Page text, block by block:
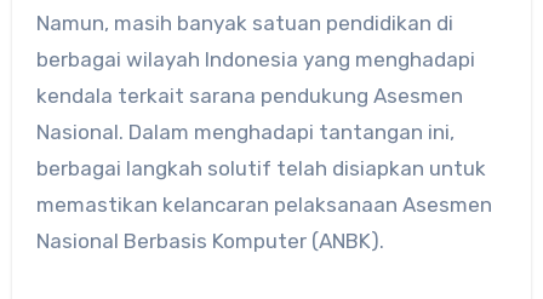
Namun, masih banyak satuan pendidikan di
berbagai wilayah Indonesia yang menghadapi
kendala terkait sarana pendukung Asesmen
Nasional. Dalam menghadapi tantangan ini,
berbagai langkah solutif telah disiapkan untuk
memastikan kelancaran pelaksanaan Asesmen
Nasional Berbasis Komputer (ANBK).